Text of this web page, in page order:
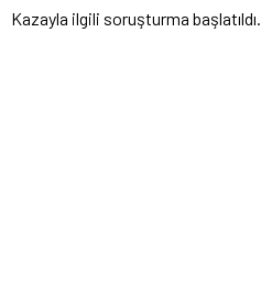
Kazayla ilgili soruşturma başlatıldı.